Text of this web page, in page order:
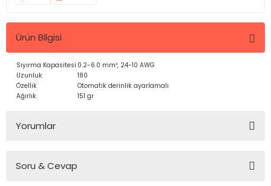
Ürün Bilgisi
Sıyırma Kapasitesi 0.2-6.0 mm², 24-10 AWG
Uzunluk
180
Özellik
Otomatik derinlik ayarlamalı
Ağırlık
151 gr
Yorumlar
Soru & Cevap